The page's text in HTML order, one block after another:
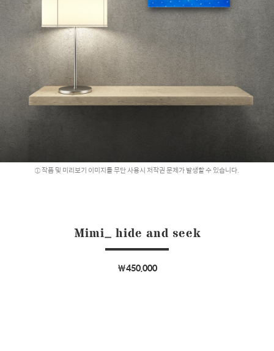
작품 및 미리보기 이미지를 무단 사용시 저작권 문제가 발생할 수 있습니다.
Mimi_ hide and seek
￦450,000